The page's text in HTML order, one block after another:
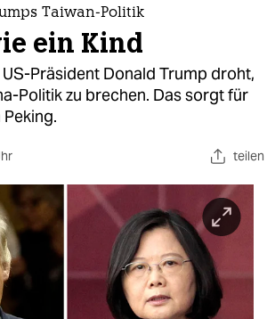
Taiwan-Politik
ein Kind
Präsident Donald Trump droht,
Politik zu brechen. Das sorgt für
teilen